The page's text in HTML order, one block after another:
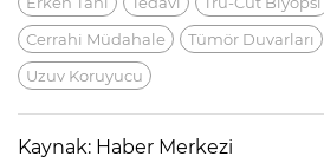
Cerrahi Müdahale
Tümör Duvarları
Uzuv Koruyucu
Kaynak: Haber Merkezi